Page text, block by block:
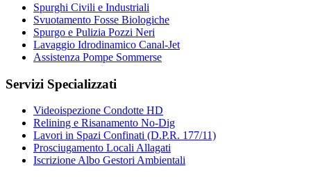
Spurghi Civili e Industriali
Svuotamento Fosse Biologiche
Spurgo e Pulizia Pozzi Neri
Lavaggio Idrodinamico Canal-Jet
Assistenza Pompe Sommerse
Servizi Specializzati
Videoispezione Condotte HD
Relining e Risanamento No-Dig
Lavori in Spazi Confinati (D.P.R. 177/11)
Prosciugamento Locali Allagati
Iscrizione Albo Gestori Ambientali